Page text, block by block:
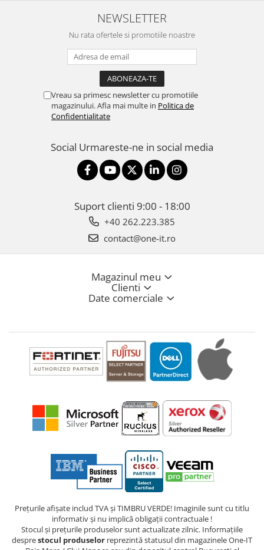
NEWSLETTER
Nu rata ofertele si promotiile noastre
Vreau sa primesc newsletter cu promotiile
magazinului. Afla mai multe in Politica de
Confidentialitate
Social Urmareste-ne in social media
Suport clienti 9:00 - 18:00
+40 262.223.385
contact@one-it.ro
Magazinul meu
Clienti
Date comerciale
Prețurile afișate includ TVA și TIMBRU VERDE! Imaginile sunt cu titlu
informativ și nu implică obligații contractuale !
Stocul și prețurile produselor sunt actualizate zilnic. Informațiile
desprestocul produselor reprezintă statusul din magazinele One-IT